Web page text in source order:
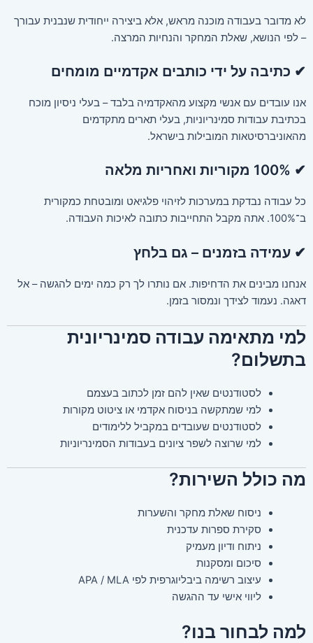
לא מדובר בעבודה מוכנה מראש, אלא ביצירה ייחודית שנבנית עבורך
– לפי הנושא, שאלת המחקר והנחיות המרצה.
✔ כתיבה על ידי כותבים אקדמיים מומחים
אנו עובדים עם אנשי מקצוע מהאקדמיה בלבד – בעלי ניסיון מוכח
בכתיבת עבודות סמינריוניות, בעלי תארים מתקדמים
מהאוניברסיטאות המובילות בישראל.
✔ 100% מקוריות ואחריות מלאה
כל עבודה נבדקת במערכות לזיהוי פלגיאט ומובטחת כמקורית
ב־100%. אתה מקבל התחייבות כתובה לאיכות העבודה.
✔ עמידה בזמנים – גם בלחץ
אנחנו מבינים את הדחיפות. אם נותרו לך רק כמה ימים להגשה – אל
דאגה. נעמוד לצידך ונמסור בזמן.
למי מתאימה עבודה סמינריונית
בתשלום?
לסטודנטים שאין להם זמן לכתוב בעצמם
למי שמתקשה בניסוח אקדמי או ציטוט מקורות
לסטודנטים שעובדים במקביל ללימודים
למי שרוצה לשפר ציונים בעבודות הסמינריוניות
מה כולל השירות?
ניסוח שאלת מחקר והשערות
סקירת ספרות עדכנית
ניתוח ודיון מעמיק
סיכום ומסקנות
עיצוב רשימה ביבליוגרפית לפי APA / MLA
ליווי אישי עד ההגשה
למה לבחור בנו?